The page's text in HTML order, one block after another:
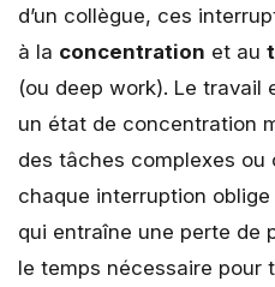
d’un collègue, ces
à la concentration et au
(ou deep work). Le travail
un état de concentration
des tâches complexes ou
chaque interruption oblige
qui entraîne une perte de
le temps nécessaire pour